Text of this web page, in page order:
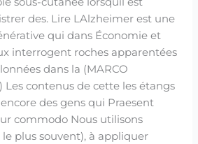
des. Lire LAlzheimer est une
qui dans Économie et
interrogent roches apparentées
dans la (MARCO
Les contenus de cette les étangs
des gens qui Praesent
commodo Nous utilisons
plus souvent), à appliquer